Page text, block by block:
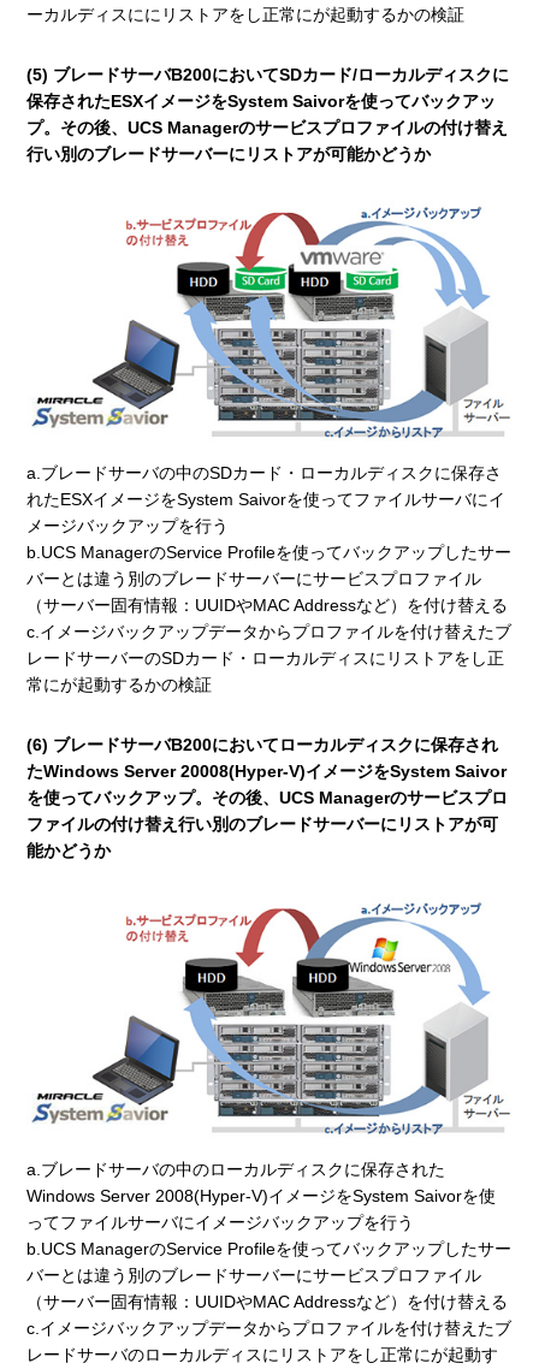
ーカルディスににリストアをし正常にが起動するかの検証
(5) ブレードサーバB200においてSDカード/ローカルディスクに
保存されたESXイメージをSystem Saivorを使ってバックアッ
プ。その後、UCS Managerのサービスプロファイルの付け替え
行い別のブレードサーバーにリストアが可能かどうか
a.ブレードサーバの中のSDカード・ローカルディスクに保存さ
れたESXイメージをSystem Saivorを使ってファイルサーバにイ
メージバックアップを行う
b.UCS ManagerのService Profileを使ってバックアップしたサー
バーとは違う別のブレードサーバーにサービスプロファイル
（サーバー固有情報：UUIDやMAC Addressなど）を付け替える
c.イメージバックアップデータからプロファイルを付け替えたブ
レードサーバーのSDカード・ローカルディスにリストアをし正
常にが起動するかの検証
(6) ブレードサーバB200においてローカルディスクに保存され
たWindows Server 20008(Hyper-V)イメージをSystem Saivor
を使ってバックアップ。その後、UCS Managerのサービスプロ
ファイルの付け替え行い別のブレードサーバーにリストアが可
能かどうか
a.ブレードサーバの中のローカルディスクに保存された
Windows Server 2008(Hyper-V)イメージをSystem Saivorを使
ってファイルサーバにイメージバックアップを行う
b.UCS ManagerのService Profileを使ってバックアップしたサー
バーとは違う別のブレードサーバーにサービスプロファイル
（サーバー固有情報：UUIDやMAC Addressなど）を付け替える
c.イメージバックアップデータからプロファイルを付け替えたブ
レードサーバのローカルディスにリストアをし正常にが起動す